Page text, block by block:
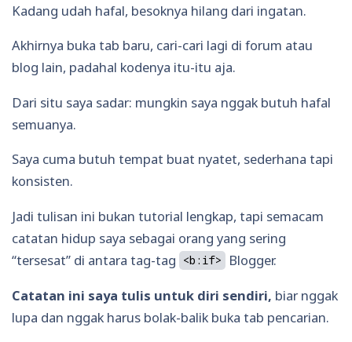
Kadang udah hafal, besoknya hilang dari ingatan.
Akhirnya buka tab baru, cari-cari lagi di forum atau
blog lain, padahal kodenya itu-itu aja.
Dari situ saya sadar: mungkin saya nggak butuh hafal
semuanya.
Saya cuma butuh tempat buat nyatet, sederhana tapi
konsisten.
Jadi tulisan ini bukan tutorial lengkap, tapi semacam
catatan hidup saya sebagai orang yang sering
“tersesat” di antara tag-tag <b:if>
Blogger.
Catatan ini saya tulis untuk diri sendiri, biar nggak
lupa dan nggak harus bolak-balik buka tab pencarian.